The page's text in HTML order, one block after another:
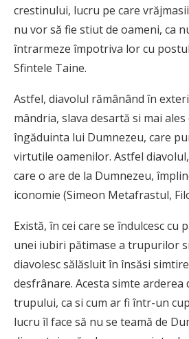
crestinului, lucru pe care
nu vor să fie stiut de oameni, ca
întrarmeze împotriva lor cu
Sfintele Taine.
Astfel, diavolul rămânând în
mândria, slava desartă si mai
îngăduinta lui Dumnezeu, care
virtutile oamenilor. Astfel
care o are de la Dumnezeu,
iconomie (Simeon Metafrastul,
Există, în cei care se îndulcesc cu
unei iubiri pătimase a trupurilor
diavolesc sălăsluit în însăsi
desfrânare. Acesta simte arderea
trupului, ca si cum ar fi într-un
lucru îl face să nu se teamă de